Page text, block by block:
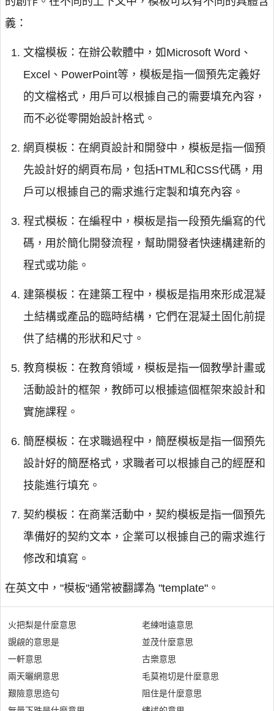
義：
文檔模板：在辦公軟體中，如Microsoft Word、
Excel、PowerPoint等，模板是指一個預先定義好
的文檔格式，用戶可以根據自己的需要填充內容，
而不必從零開始設計格式。
網頁模板：在網頁設計和開發中，模板是指一個預
先設計好的網頁布局，包括HTML和CSS代碼，用
戶可以根據自己的需求進行定製和填充內容。
程式模板：在編程中，模板是指一段預先編寫的代
碼，用於簡化開發流程，幫助開發者快速構建新的
程式或功能。
建築模板：在建築工程中，模板是指用來形成混凝
土結構或產品的臨時結構，它們在混凝土固化前提
供了結構的形狀和尺寸。
教育模板：在教育領域，模板是指一個教學計畫或
活動設計的框架，教師可以根據這個框架來設計和
實施課程。
簡歷模板：在求職過程中，簡歷模板是指一個預先
設計好的簡歷格式，求職者可以根據自己的經歷和
技能進行填充。
契約模板：在商業活動中，契約模板是指一個預先
準備好的契約文本，企業可以根據自己的需求進行
修改和填寫。
在英文中，"模板"通常被翻譯為 "template"。
火把梨是什麼意思
覬覦的意思是
一軒意思
兩天曬網意思
艱險意思造句
老練咁遠意思
並茂什麼意思
古樂意思
毛莫袍切是什麼意思
阻住是什麼意思